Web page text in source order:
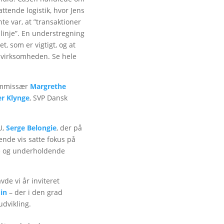
logistik, hvor Jens
var, at ”transaktioner
En understregning
som er vigtigt, og at
Se hele
Margrethe
Klynge, SVP Dansk
Serge Belongie, der på
vis satte fokus på
underholdende
vi år inviteret
– der i den grad